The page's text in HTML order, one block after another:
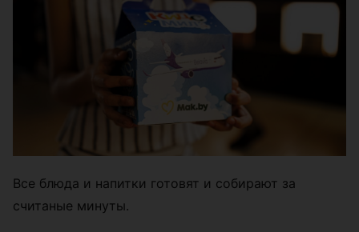
Все блюда и напитки готовят и собирают за
считаные минуты.